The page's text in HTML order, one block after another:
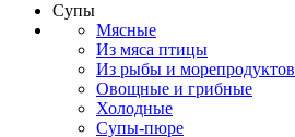
Супы
Мясные
Из мяса птицы
Из рыбы и морепродуктов
Овощные и грибные
Холодные
Супы-пюре